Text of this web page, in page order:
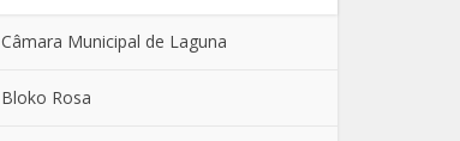
Câmara Municipal de Laguna
Bloko Rosa